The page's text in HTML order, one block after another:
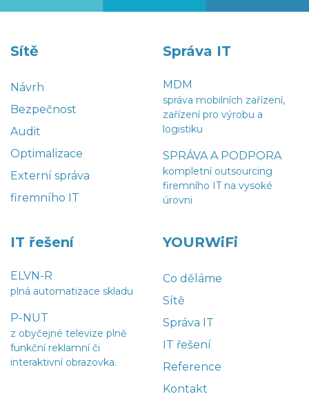
Sítě
Návrh
Bezpečnost
Audit
Optimalizace
Externí správa
firemního IT
Správa IT
MDM
správa mobilních zařízení,
zařízení pro výrobu a
logistiku
SPRÁVA A PODPORA
kompletní outsourcing
firemního IT na vysoké
úrovni
IT řešení
ELVN-R
plná automatizace skladu
P-NUT
z obyčejné televize plně
funkční reklamní či
interaktivní obrazovka.
YOURWiFi
Co děláme
Sítě
Správa IT
IT řešení
Reference
Kontakt